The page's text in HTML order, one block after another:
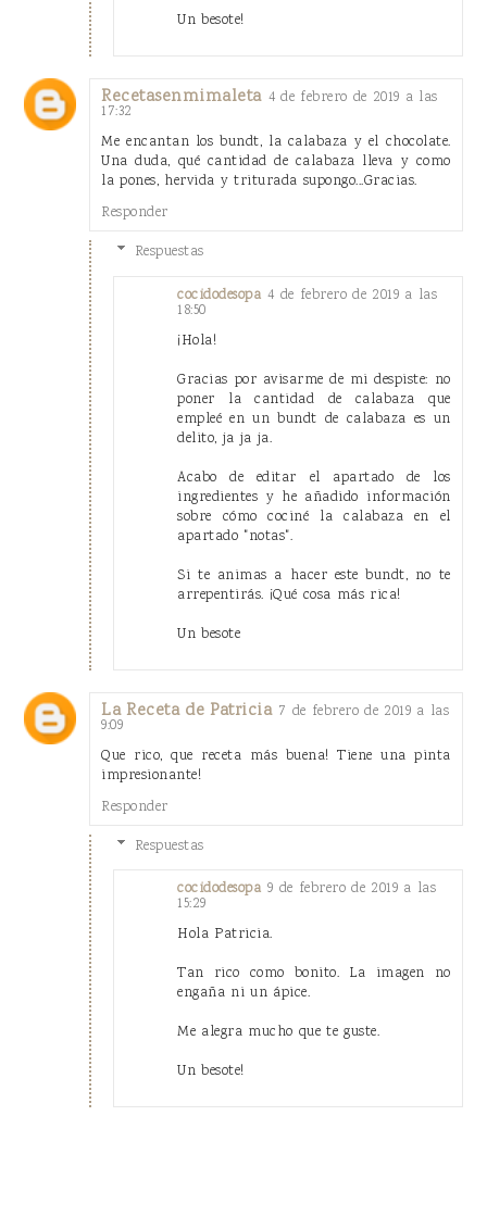
Un besote!
Recetasenmimaleta 4 de febrero de 2019 a las
17:32
Me encantan los bundt, la calabaza y el chocolate.
Una duda, qué cantidad de calabaza lleva y como
la pones, hervida y triturada supongo...Gracias.
Responder
Respuestas
cocidodesopa 4 de febrero de 2019 a las
18:50
¡Hola!
Gracias por avisarme de mi despiste: no
poner la cantidad de calabaza que
empleé en un bundt de calabaza es un
delito, ja ja ja.
Acabo de editar el apartado de los
ingredientes y he añadido información
sobre cómo cociné la calabaza en el
apartado "notas".
Si te animas a hacer este bundt, no te
arrepentirás. ¡Qué cosa más rica!
Un besote
La Receta de Patricia 7 de febrero de 2019 a las
9:09
Que rico, que receta más buena! Tiene una pinta
impresionante!
Responder
Respuestas
cocidodesopa 9 de febrero de 2019 a las
15:29
Hola Patricia.
Tan rico como bonito. La imagen no
engaña ni un ápice.
Me alegra mucho que te guste.
Un besote!